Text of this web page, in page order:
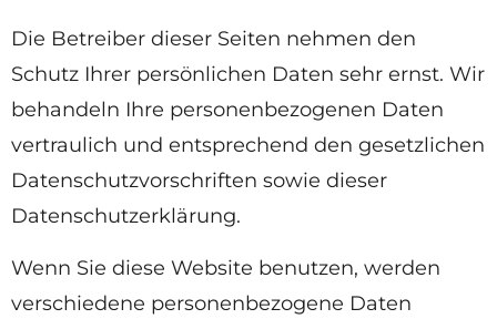
Die Betreiber dieser Seiten nehmen den
Schutz Ihrer persönlichen Daten sehr ernst. Wir
behandeln Ihre personenbezogenen Daten
vertraulich und entsprechend den gesetzlichen
Datenschutzvorschriften sowie dieser
Datenschutzerklärung.
Wenn Sie diese Website benutzen, werden
verschiedene personenbezogene Daten